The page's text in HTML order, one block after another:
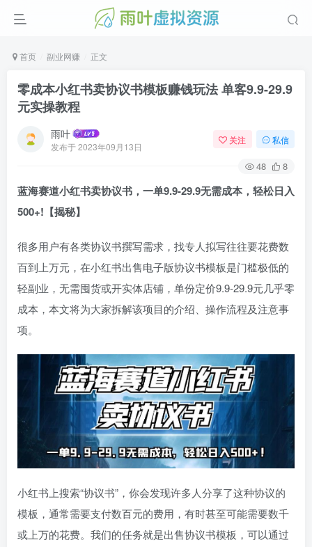
首页 副业网赚 正文
零成本小红书卖协议书模板赚钱玩法 单客9.9-29.9
元实操教程
雨叶
发布于2023年09月13日
关注 私信
48 8
蓝海赛道小红书卖协议书，一单9.9-29.9无需成本，轻松日入
500+!【揭秘】
很多用户有各类协议书撰写需求，找专人拟写往往要花费数
百到上万元，在小红书出售电子版协议书模板是门槛极低的
轻副业，无需囤货或开实体店铺，单份定价9.9-29.9元几乎零
成本，本文将为大家拆解该项目的介绍、操作流程及注意事
项。
小红书上搜索“协议书”，你会发现许多人分享了这种协议的
模板，通常需要支付数百元的费用，有时甚至可能需要数千
或上万的花费。我们的任务就是出售协议书模板，可以通过